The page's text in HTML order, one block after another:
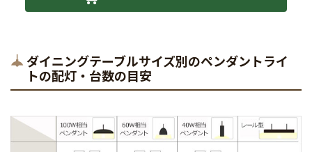
ダイニングテーブルサイズ別のペンダントライ
トの配灯・台数の目安